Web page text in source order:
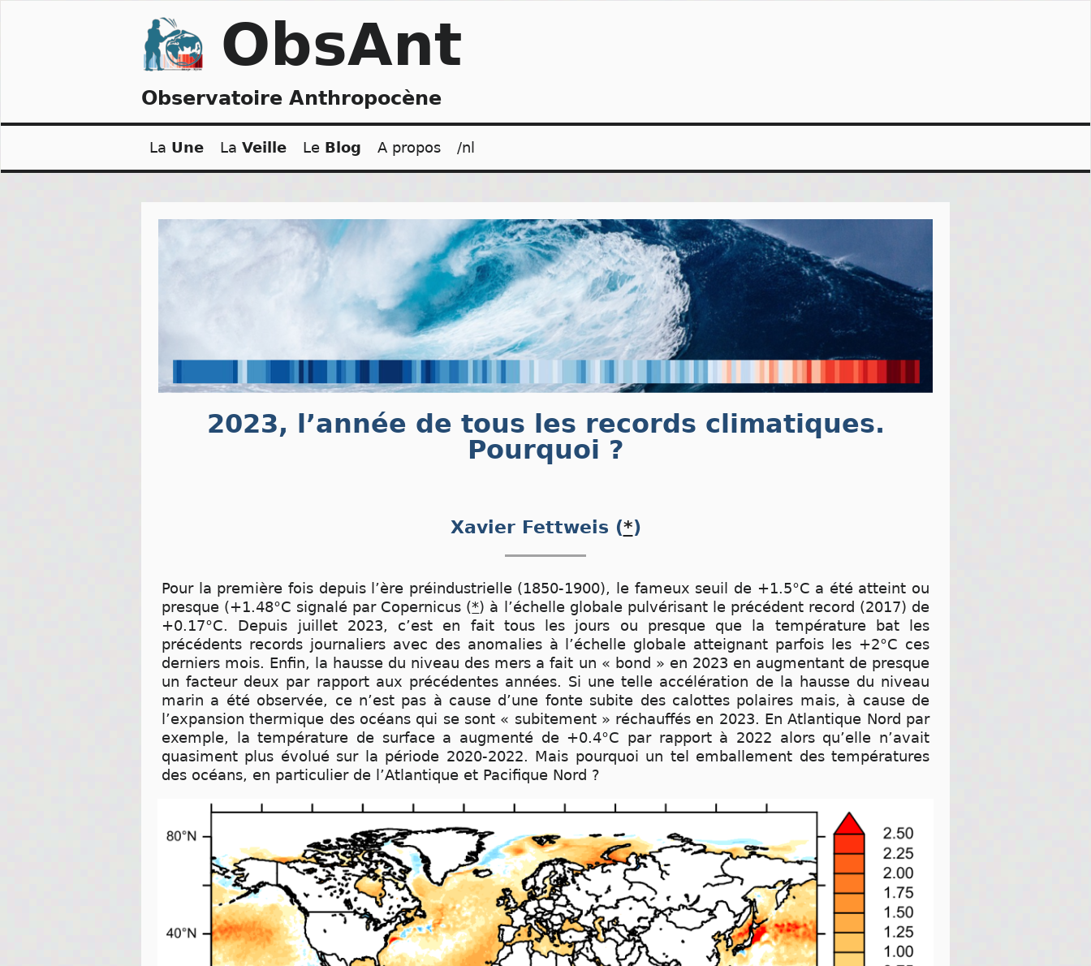
ObsAnt
Observatoire Anthropocène
La Une La Veille Le Blog A propos /nl
2023, l’année de tous les records climatiques.
Pourquoi ?
Xavier Fettweis (*)
Pour la première fois depuis l’ère préindustrielle (1850-1900), le fameux seuil de +1.5°C a été atteint ou
presque (+1.48°C signalé par Copernicus (*) à l’échelle globale pulvérisant le précédent record (2017) de
+0.17°C. Depuis juillet 2023, c’est en fait tous les jours ou presque que la température bat les
précédents records journaliers avec des anomalies à l’échelle globale atteignant parfois les +2°C ces
derniers mois. Enfin, la hausse du niveau des mers a fait un « bond » en 2023 en augmentant de presque
un facteur deux par rapport aux précédentes années. Si une telle accélération de la hausse du niveau
marin a été observée, ce n’est pas à cause d’une fonte subite des calottes polaires mais, à cause de
l’expansion thermique des océans qui se sont « subitement » réchauffés en 2023. En Atlantique Nord par
exemple, la température de surface a augmenté de +0.4°C par rapport à 2022 alors qu’elle n’avait
quasiment plus évolué sur la période 2020-2022. Mais pourquoi un tel emballement des températures
des océans, en particulier de l’Atlantique et Pacifique Nord ?